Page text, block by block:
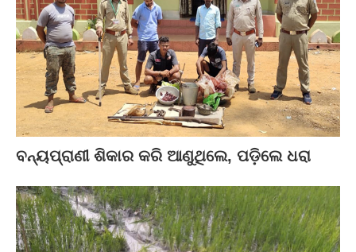
ବନ୍ୟପ୍ରାଣୀ ଶିକାର କରି ଆଣୁଥିଲେ, ପଡ଼ିଲେ ଧରା